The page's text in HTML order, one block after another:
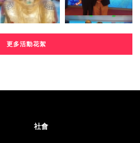
更多活動花絮
社會